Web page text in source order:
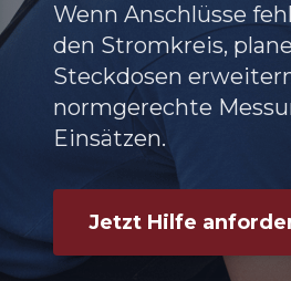
Wenn Anschlüsse
den Stromkreis,
Steckdosen
normgerechte
Einsätzen.
Jetzt Hilfe